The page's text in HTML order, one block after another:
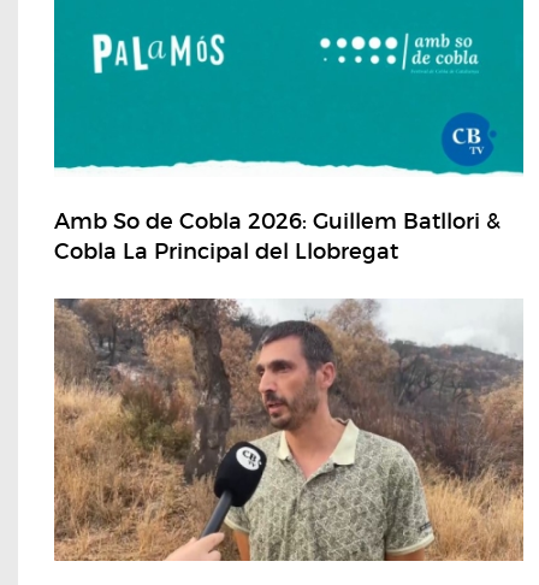
Amb So de Cobla 2026: Guillem Batllori &
Cobla La Principal del Llobregat